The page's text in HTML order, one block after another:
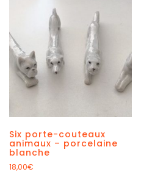
Six porte-couteaux
animaux – porcelaine
blanche
18,00€